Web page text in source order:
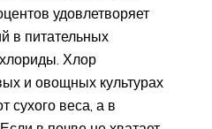
удовлетворяет
в питательных
Хлор
и овощных культурах
сухого веса, а в